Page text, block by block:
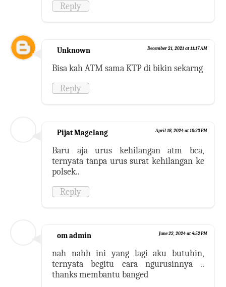
Reply
Unknown December 21, 2021 at 11:17 AM
Bisa kah ATM sama KTP di bikin sekarng
Reply
Pijat Magelang April 18, 2024 at 10:23 PM
Baru aja urus kehilangan atm bca,
ternyata tanpa urus surat kehilangan ke
polsek..
Reply
om admin June 22, 2024 at 4:52 PM
nah nahh ini yang lagi aku butuhin,
ternyata begitu cara ngurusinnya ..
thanks membantu banged